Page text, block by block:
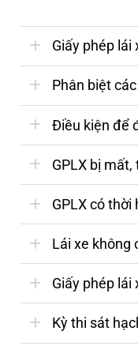
Giấy phép lái
Phân biệt
Điều kiện để
GPLX bị
GPLX có
Lái xe không
Giấy phép lái
Kỳ thi sát